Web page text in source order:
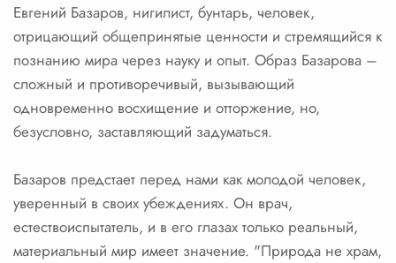
Евгений Базаров, нигилист, бунтарь, человек,
отрицающий общепринятые ценности и стремящийся к
познанию мира через науку и опыт. Образ Базарова –
сложный и противоречивый, вызывающий
одновременно восхищение и отторжение, но,
безусловно, заставляющий задуматься.
Базаров предстает перед нами как молодой человек,
уверенный в своих убеждениях. Он врач,
естествоиспытатель, и в его глазах только реальный,
материальный мир имеет значение. "Природа не храм,